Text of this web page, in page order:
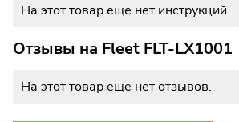
На этот товар еще нет инструкций
Отзывы на Fleet FLT-LX1001
На этот товар еще нет отзывов.